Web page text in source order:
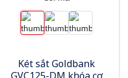
Két sắt Goldbank